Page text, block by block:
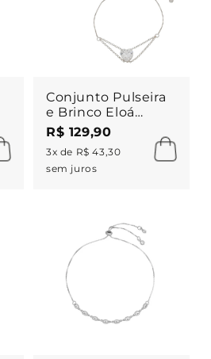
Conjunto Pulseira
e Brinco Eloá
Coração Zircônia
Folheado em
Ródio Branco
R$ 129,90
3x de R$ 43,30
sem juros